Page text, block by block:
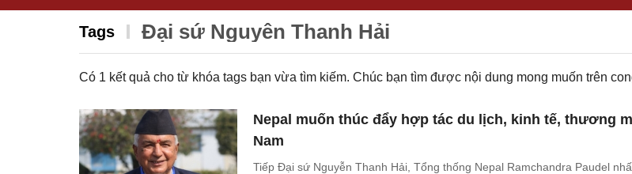
Tags Đại sứ Nguyễn Thanh Hải
Có 1 kết quả cho từ khóa tags bạn vừa tìm kiếm. Chúc bạn tìm được nội dung mong muốn trên
Nepal muốn thúc đẩy hợp tác du lịch, kinh tế, thương
Nam
Tiếp Đại sứ Nguyễn Thanh Hải, Tổng thống Nepal Ramchandra Paudel